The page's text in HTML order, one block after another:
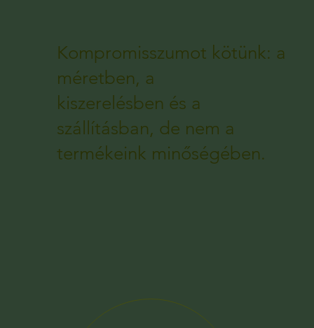
Kompromisszumot kötünk: a
méretben, a
kiszerelésben és a
szállításban, de nem a
termékeink minőségében.